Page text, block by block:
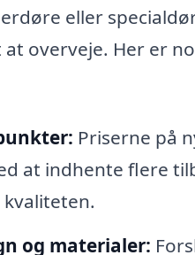
eller
overveje. Her er
Priserne på
at indhente flere
og materialer: